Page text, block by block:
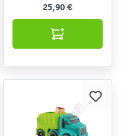
25,90 €